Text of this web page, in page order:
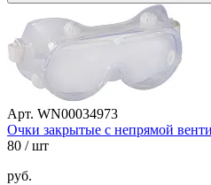
Арт. WN00034973
Очки закрытые с непрямой
80 / шт
руб.